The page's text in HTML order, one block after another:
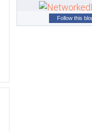
Follow this